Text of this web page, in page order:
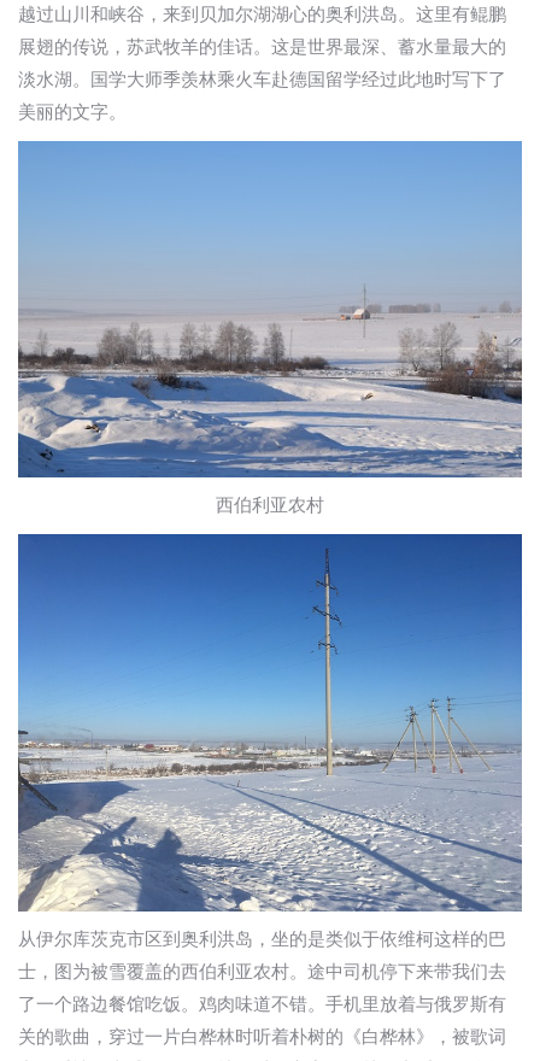
越过山川和峡谷，来到贝加尔湖湖心的奥利洪岛。这里有鲲鹏
展翅的传说，苏武牧羊的佳话。这是世界最深、蓄水量最大的
淡水湖。国学大师季羡林乘火车赴德国留学经过此地时写下了
美丽的文字。
西伯利亚农村
从伊尔库茨克市区到奥利洪岛，坐的是类似于依维柯这样的巴
士，图为被雪覆盖的西伯利亚农村。途中司机停下来带我们去
了一个路边餐馆吃饭。鸡肉味道不错。手机里放着与俄罗斯有
关的歌曲，穿过一片白桦林时听着朴树的《白桦林》，被歌词